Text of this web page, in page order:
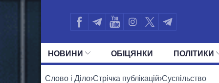
НОВИНИ ОБIЦЯНКИ ПОЛIТИКИ
УСІ ПОЛІТИКИ ПРЕЗИДЕНТ І ОФІС
Слово і Діло›Стрічка публікацій›Суспільство